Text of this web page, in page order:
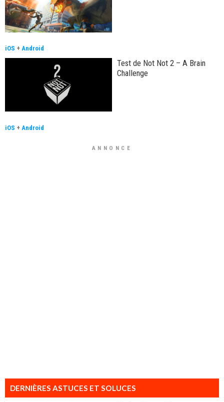
iOS + Android
Test de Not Not 2 – A Brain
Challenge
iOS + Android
ANNONCE
DERNIÈRES ASTUCES ET SOLUCES